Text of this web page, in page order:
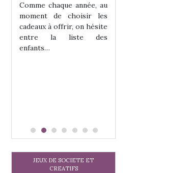
Comme chaque année, au
moment de choisir les
cadeaux à offrir, on hésite
entre la liste des
enfants…
JEUX DE SOCIETE ET
CREATIFS